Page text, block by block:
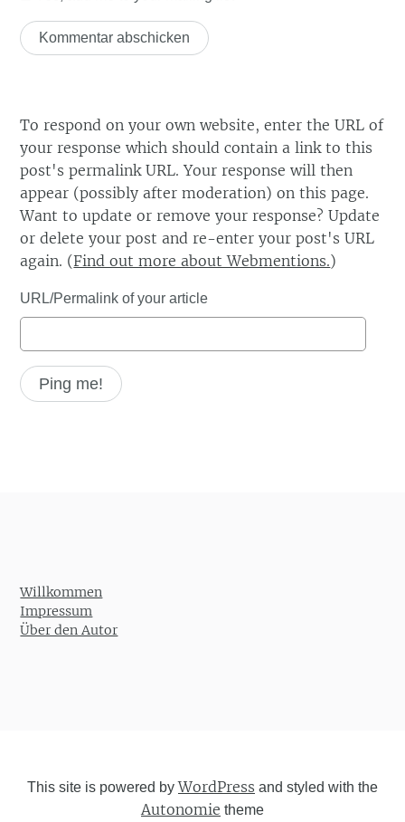
To respond on your own website, enter the URL of
your response which should contain a link to this
post's permalink URL. Your response will then
appear (possibly after moderation) on this page.
Want to update or remove your response? Update
or delete your post and re-enter your post's URL
again. (Find out more about Webmentions.)
URL/Permalink of your article
Willkommen
Impressum
Über den Autor
This site is powered byWordPress and styled with the
Autonomie theme